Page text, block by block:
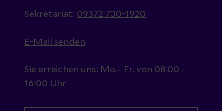
Sekretariat: 09372 700-1920
E-Mail senden
Sie erreichen uns: Mo.– Fr. von 08:00 -
16:00 Uhr